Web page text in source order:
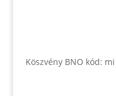
Köszvény BNO kód: